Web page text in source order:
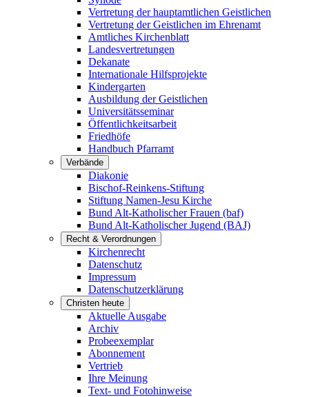
Vertretung der hauptamtlichen Geistlichen
Vertretung der Geistlichen im Ehrenamt
Amtliches Kirchenblatt
Landesvertretungen
Dekanate
Internationale Hilfsprojekte
Kindergarten
Ausbildung der Geistlichen
Universitätsseminar
Öffentlichkeitsarbeit
Friedhöfe
Handbuch Pfarramt
Verbände
Diakonie
Bischof-Reinkens-Stiftung
Stiftung Namen-Jesu Kirche
Bund Alt-Katholischer Frauen (baf)
Bund Alt-Katholischer Jugend (BAJ)
Recht & Verordnungen
Kirchenrecht
Datenschutz
Impressum
Datenschutzerklärung
Christen heute
Aktuelle Ausgabe
Archiv
Probeexemplar
Abonnement
Vertrieb
Ihre Meinung
Text- und Fotohinweise